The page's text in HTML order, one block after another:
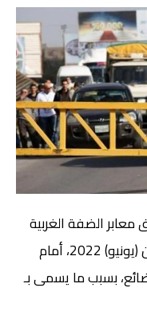
معابر الضفة الغربية
وقطاع غزة، يوم الأحد القادم 5 حزيران (يونيو) 2022، أمام
بسبب ما يسمى بـ